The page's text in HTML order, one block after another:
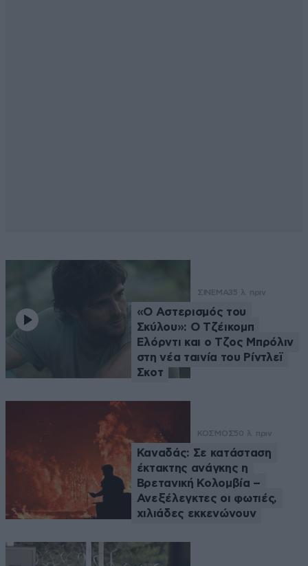
ΣΙΝΕΜΑ35 λ. πριν
«Ο Αστερισμός του
Σκύλου»: Ο Τζέικομπ
Ελόρντι και ο Τζος Μπρόλιν
στη νέα ταινία του Ρίντλεϊ
Σκοτ
ΚΟΣΜΟΣ50 λ. πριν
Καναδάς: Σε κατάσταση
έκτακτης ανάγκης η
Βρετανική Κολομβία –
Ανεξέλεγκτες οι φωτιές,
χιλιάδες εκκενώνουν